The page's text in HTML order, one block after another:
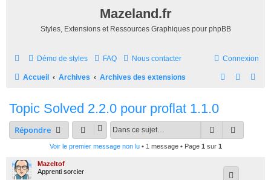
Mazeland.fr
Styles, Extensions et Ressources Graphiques pour phpBB
Démo de styles FAQ Nous contacter Connexion
Accueil Archives Archives des extensions
Topic Solved 2.2.0 pour proflat 1.1.0
Répondre Rechercher
Voir le premier message non lu• 1 message • Page 1 sur 1
Mazeltof
Apprenti sorcier